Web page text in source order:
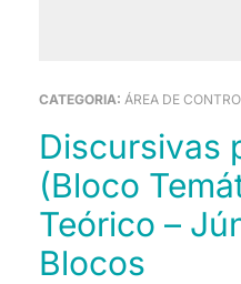
CATEGORIA: ÁREA DE
Discursivas para o CNU 2
(Bloco
Teórico –
Blocos